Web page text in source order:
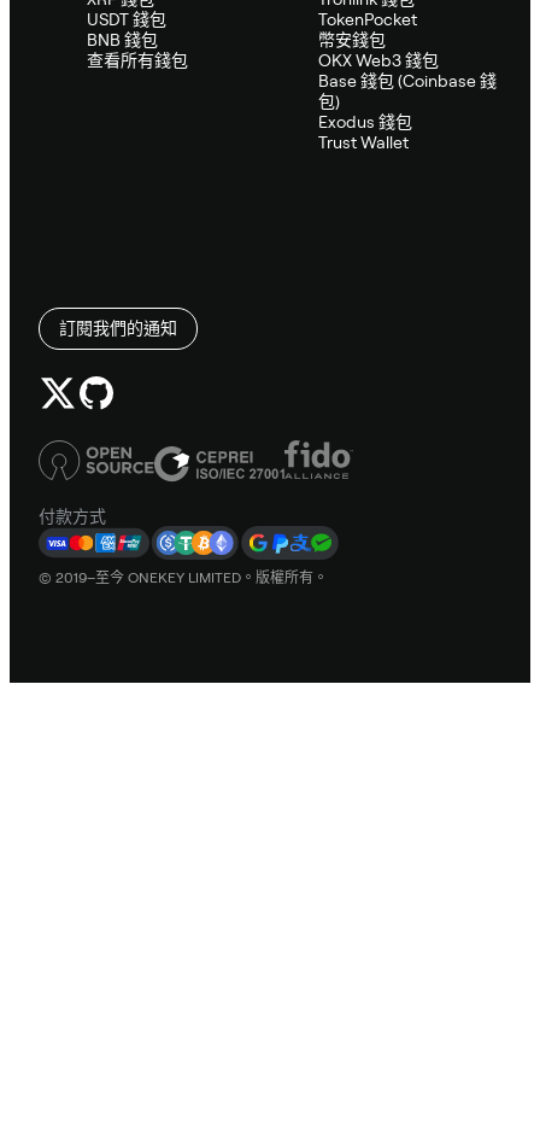
USDT 錢包
BNB 錢包
查看所有錢包
TokenPocket
幣安錢包
OKX Web3 錢包
Base 錢包 (Coinbase 錢
包)
Exodus 錢包
Trust Wallet
訂閱我們的通知
付款方式
© 2019–至今 ONEKEY LIMITED。版權所有。